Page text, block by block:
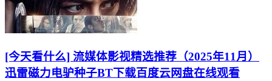
[今天看什么] 流媒体影视精选推荐（2025年11月）
迅雷磁力电驴种子BT下载百度云网盘在线观看